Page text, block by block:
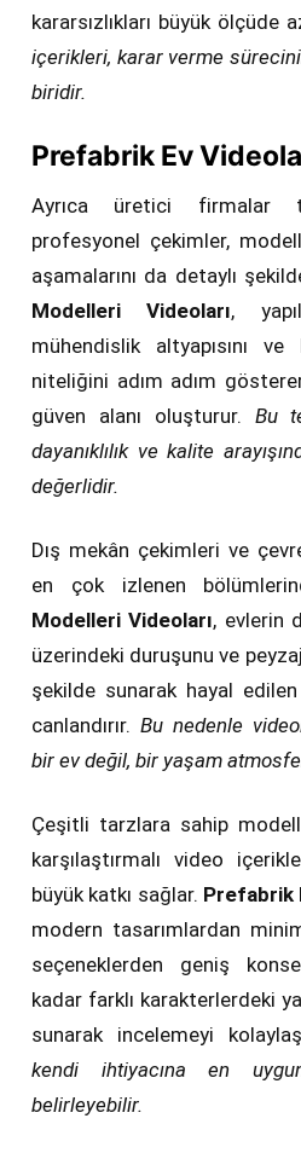
kararsızlıkları büyük ölçüde
içerikleri, karar verme
biridir.
Prefabrik Ev
Ayrıca üretici firmalar
profesyonel çekimler,
aşamalarını da detaylı
Modelleri Videoları,
mühendislik altyapısını ve
niteliğini adım adım
güven alanı oluşturur. Bu
dayanıklılık ve kalite
değerlidir.
Dış mekân çekimleri ve
en çok izlenen
Modelleri Videoları, evlerin
üzerindeki duruşunu ve
şekilde sunarak hayal
canlandırır. Bu nedenle
bir ev değil, bir yaşam
Çeşitli tarzlara sahip
karşılaştırmalı video
büyük katkı sağlar. Prefabrik
modern tasarımlardan
seçeneklerden geniş
kadar farklı karakterlerdeki
sunarak incelemeyi
kendi ihtiyacına en
belirleyebilir.